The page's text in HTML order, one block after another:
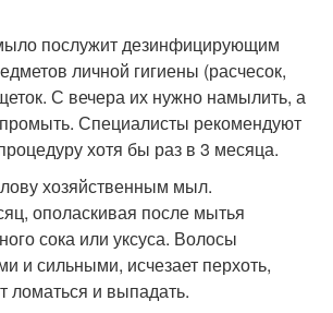
послужит дезинфицирующим
личной гигиены (расчесок,
С вечера их нужно намылить, а
Специалисты рекомендуют
хотя бы раз в 3 месяца.
хозяйственным мыл.
ополаскивая после мытья
сока или уксуса. Волосы
и сильными, исчезает перхоть,
ломаться и выпадать.